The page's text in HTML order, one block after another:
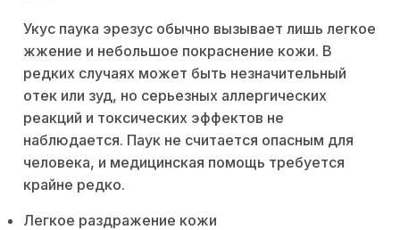
Укус паука эрезус обычно вызывает лишь легкое
жжение и небольшое покраснение кожи. В
редких случаях может быть незначительный
отек или зуд, но серьезных аллергических
реакций и токсических эффектов не
наблюдается. Паук не считается опасным для
человека, и медицинская помощь требуется
крайне редко.
Легкое раздражение кожи